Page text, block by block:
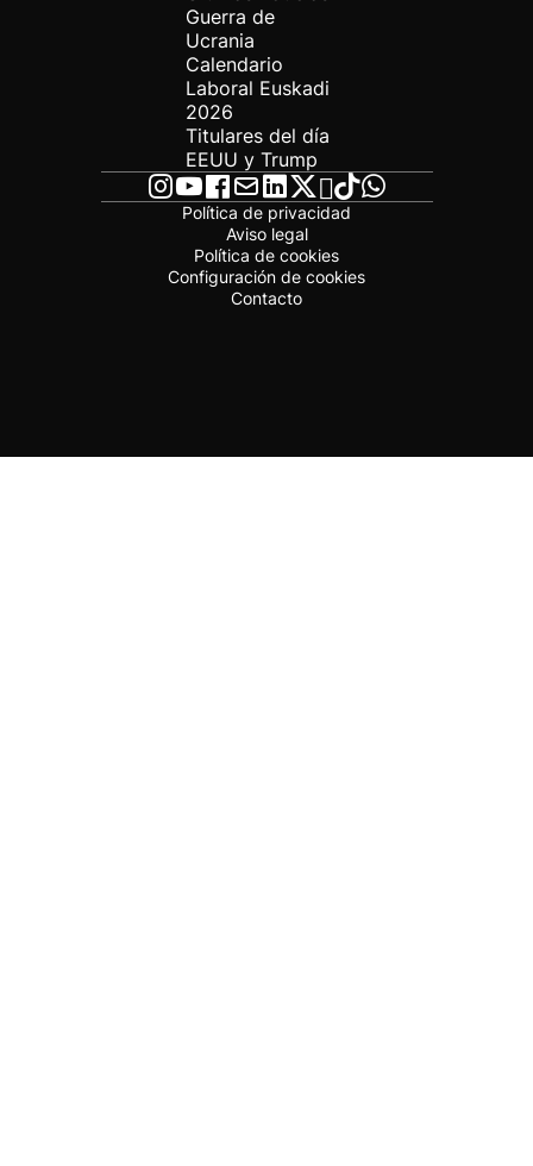
Guerra de
Ucrania
Calendario
Laboral Euskadi
2026
Titulares del día
EEUU y Trump
Política de privacidad
Aviso legal
Política de cookies
Configuración de cookies
Contacto